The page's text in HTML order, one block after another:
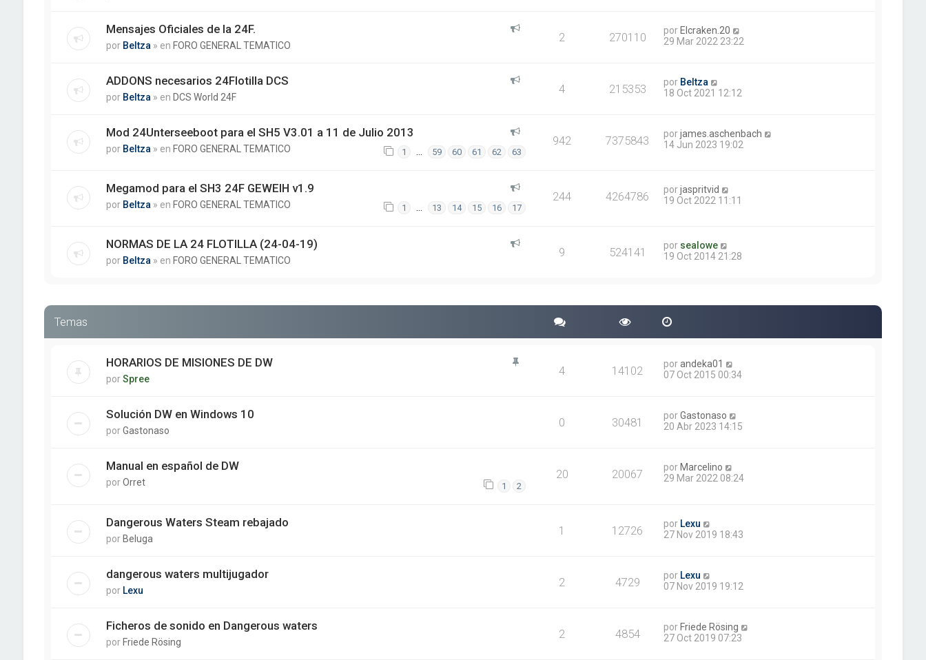
Mensajes Oficiales de la 24F.
por Beltza » en FORO GENERAL TEMATICO
2 270110 por Elcraken.20
29 Mar 2022 23:22
ADDONS necesarios 24Flotilla DCS
por Beltza » en DCS World 24F
4 215353 por Beltza
18 Oct 2021 12:12
Mod 24Unterseeboot para el SH5 V3.01 a 11 de Julio 2013
por Beltza » en FORO GENERAL TEMATICO 1 … 59 60 61 62 63
942 7375843 porjames.aschenbach
14 Jun 2023 19:02
Megamod para el SH3 24F GEWEIH v1.9
por Beltza » en FORO GENERAL TEMATICO 1 … 13 14 15 16 17
244 4264786 porjaspritvid
19 Oct 2022 11:11
NORMAS DE LA 24 FLOTILLA (24-04-19)
por Beltza » en FORO GENERAL TEMATICO
9 524141 por sealowe
19 Oct 2014 21:28
Temas
HORARIOS DE MISIONES DE DW
porSpree
4 14102 porandeka01
07 Oct 2015 00:34
Solución DW en Windows 10
porGastonaso
0 30481 porGastonaso
20 Abr 2023 14:15
Manual en español de DW
porOrret 1 2
20 20067 por Marcelino
29 Mar 2022 08:24
Dangerous Waters Steam rebajado
porBeluga
1 12726 por Lexu
27 Nov 2019 18:43
dangerous waters multijugador
por Lexu
2 4729 por Lexu
07 Nov 2019 19:12
Ficheros de sonido en Dangerous waters
porFriede Rösing
2 4854 porFriede Rösing
27 Oct 2019 07:23